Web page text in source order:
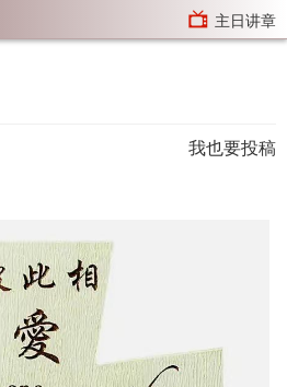
主日讲章
我也要投稿